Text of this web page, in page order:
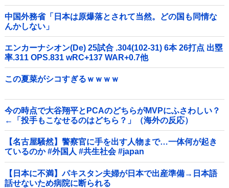
中国外務省「日本は原爆落とされて当然。どの国も同情な
んかしない」
エンカーナシオン(De) 25試合 .304(102-31) 6本 26打点 出塁
率.311 OPS.831 wRC+137 WAR+0.7他
この夏菜がシコすぎるｗｗｗｗ
今の時点で大谷翔平とPCAのどちらがMVPにふさわしい？
←「投手もこなせるのはどちら？」（海外の反応）
【名古屋騒然】警察官に手を出す人物まで…一体何が起き
ているのか #外国人 #共生社会 #japan
【日本に不満】パキスタン夫婦が日本で出産準備→日本語
話せないため病院に断られる